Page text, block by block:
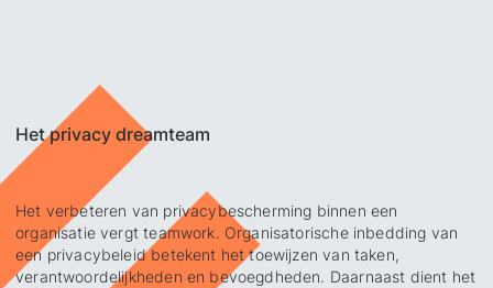
Het privacy dreamteam
Het verbeteren van privacybescherming binnen een
organisatie vergt teamwork. Organisatorische inbedding van
een privacybeleid betekent het toewijzen van taken,
verantwoordelijkheden en bevoegdheden. Daarnaast dient het